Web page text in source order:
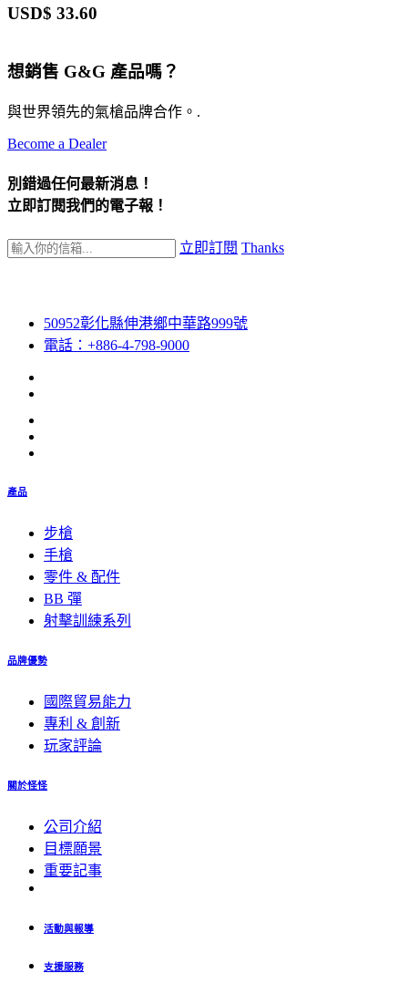
USD$ 33.60
想銷售 G&G 產品嗎？
與世界領先的氣槍品牌合作。.
Become a Dealer
別錯過任何最新消息！
立即訂閱我們的電子報！
立即訂閱 Thanks
50952彰化縣伸港鄉中華路999號
電話：+886-4-798-9000
產品
步槍
手槍
零件 & 配件
BB 彈
射擊訓練系列
品牌優勢
國際貿易能力
專利 & 創新
玩家評論
關於怪怪
公司介紹
目標願景
重要記事
活動與報導
支援服務